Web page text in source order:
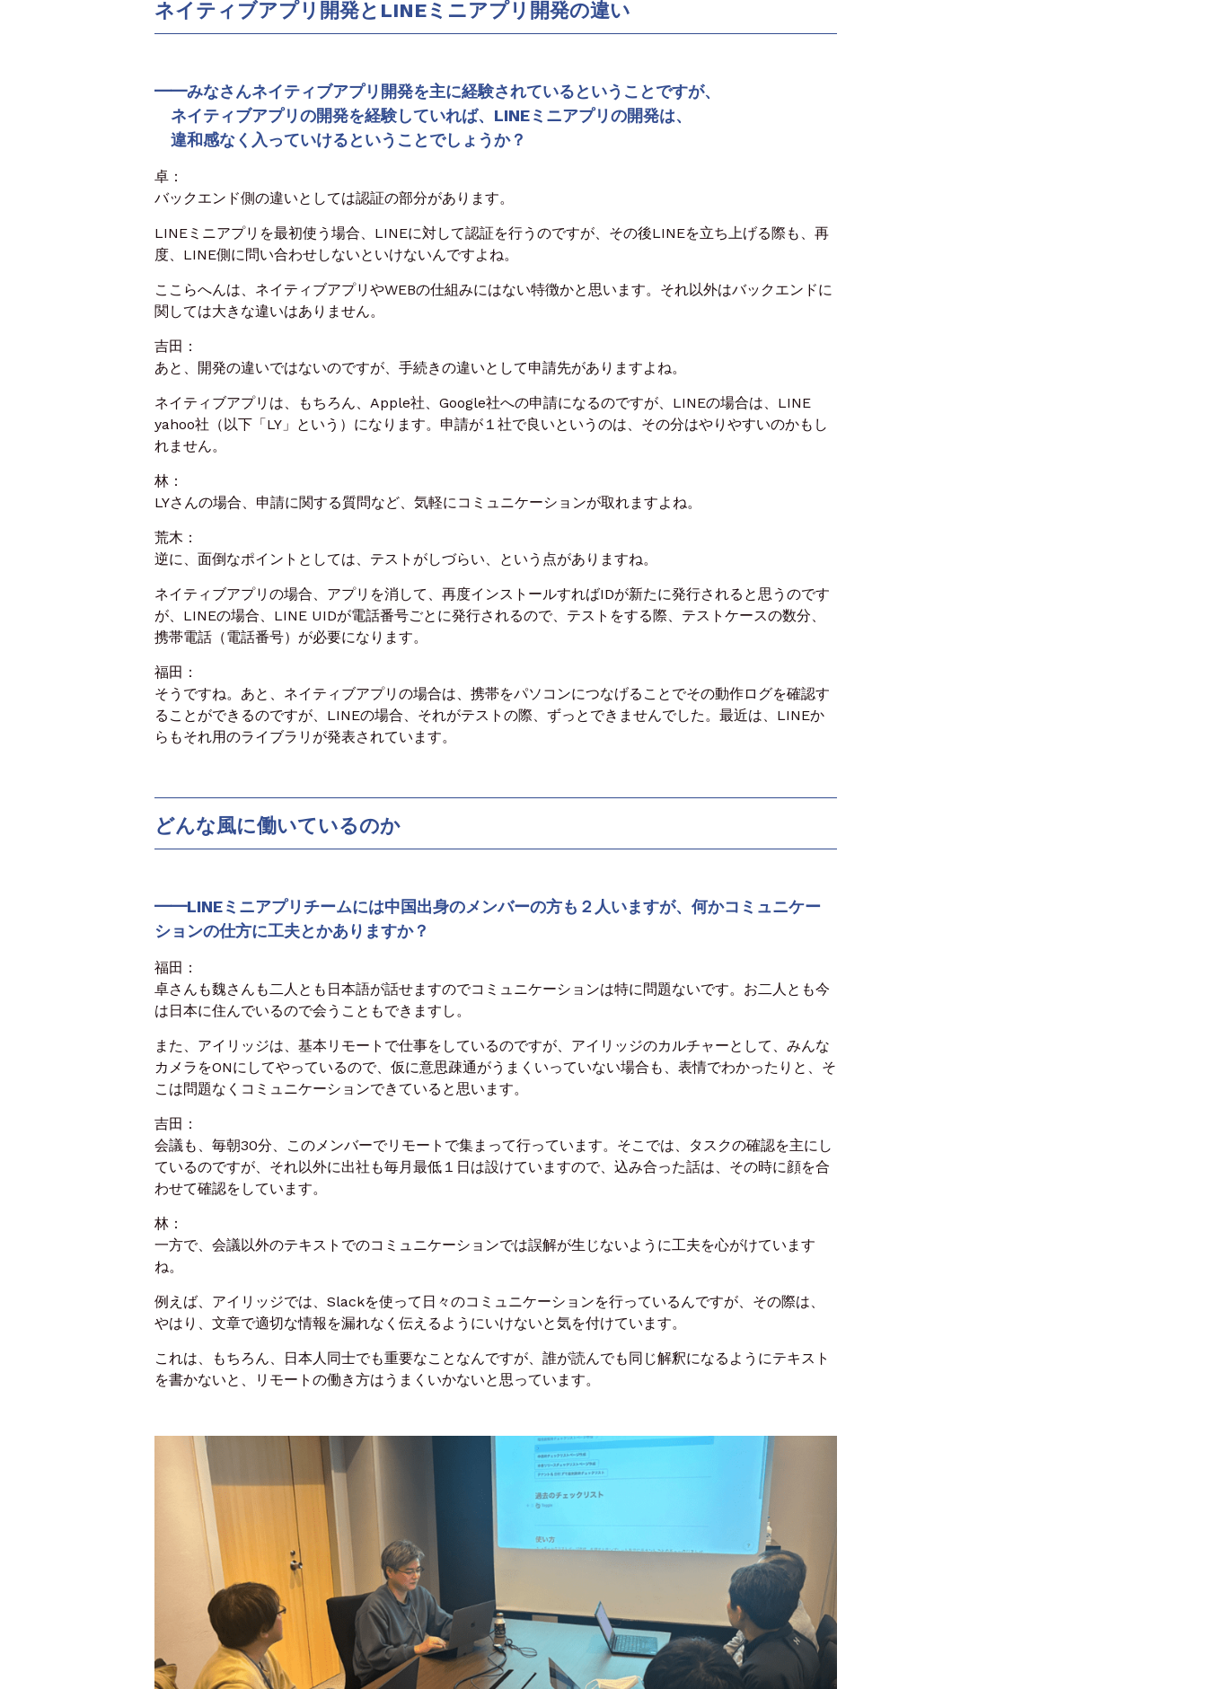
ネイティブアプリ開発とLINEミニアプリ開発の違い
━━みなさんネイティブアプリ開発を主に経験されているということですが、
ネイティブアプリの開発を経験していれば、LINEミニアプリの開発は、
違和感なく入っていけるということでしょうか？
卓：
バックエンド側の違いとしては認証の部分があります。
LINEミニアプリを最初使う場合、 LINEに対して認証を行うのですが、その後LINEを立ち上げる際も、 再
度、LINE側に問い合わせしないといけないんですよね。
ここらへんは、ネイティブアプリやWEBの仕組みにはない特徴かと思います。 それ以外はバックエンドに
関しては大きな違いはありません。
吉田：
あと、開発の違いではないのですが、手続きの違いとして申請先がありますよね。
ネイティブアプリは、もちろん、Apple社、Google社への申請になるのですが、 LINEの場合は、LINE
yahoo社（以下「LY」という）になります。 申請が１社で良いというのは、その分はやりやすいのかもし
れません。
林：
LYさんの場合、申請に関する質問など、 気軽にコミュニケーションが取れますよね。
荒木：
逆に、面倒なポイントとしては、テストがしづらい、という点がありますね。
ネイティブアプリの場合、アプリを消して、再度インストールすればIDが新たに発行されると思うのです
が、 LINEの場合、LINE UIDが電話番号ごとに発行されるので、 テストをする際、テストケースの数分、
携帯電話（電話番号）が必要になります。
福田：
そうですね。 あと、ネイティブアプリの場合は、携帯をパソコンにつなげることでその動作ログを確認す
ることができるのですが、 LINEの場合、それがテストの際、ずっとできませんでした。 最近は、LINEか
らもそれ用のライブラリが発表されています。
どんな風に働いているのか
━━LINEミニアプリチームには中国出身のメンバーの方も２人いますが、 何かコミュニケー
ションの仕方に工夫とかありますか？
福田：
卓さんも魏さんも二人とも日本語が話せますのでコミュニケーションは特に問題ないです。 お二人とも今
は日本に住んでいるので会うこともできますし。
また、アイリッジは、基本リモートで仕事をしているのですが、 アイリッジのカルチャーとして、みんな
カメラをONにしてやっているので、 仮に意思疎通がうまくいっていない場合も、表情でわかったりと、 そ
こは問題なくコミュニケーションできていると思います。
吉田：
会議も、毎朝30分、このメンバーでリモートで集まって行っています。 そこでは、タスクの確認を主にし
ているのですが、 それ以外に出社も毎月最低１日は設けていますので、込み合った話は、 その時に顔を合
わせて確認をしています。
林：
一方で、会議以外のテキストでのコミュニケーションでは誤解が生じないように工夫を心がけています
ね。
例えば、アイリッジでは、Slackを使って 日々のコミュニケーションを行っているんですが、 その際は、
やはり、文章で適切な情報を漏れなく伝えるようにいけないと気を付けています。
これは、もちろん、日本人同士でも重要なことなんですが、 誰が読んでも同じ解釈になるようにテキスト
を書かないと、
リモートの働き方はうまくいかないと思っています。